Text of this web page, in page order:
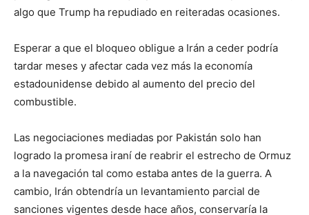
algo que Trump ha repudiado en reiteradas ocasiones.
Esperar a que el bloqueo obligue a Irán a ceder podría
tardar meses y afectar cada vez más la economía
estadounidense debido al aumento del precio del
combustible.
Las negociaciones mediadas por Pakistán solo han
logrado la promesa iraní de reabrir el estrecho de Ormuz
a la navegación tal como estaba antes de la guerra. A
cambio, Irán obtendría un levantamiento parcial de
sanciones vigentes desde hace años, conservaría la